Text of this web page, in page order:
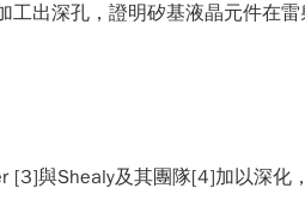
出深孔，證明矽基液晶元件在雷
與Shealy及其團隊[4]加以深化